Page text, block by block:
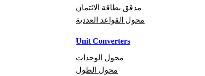
مدقق بطاقة الائتمان
محول القواعد العددية
Unit Converters
محول الوحدات
محول الطول